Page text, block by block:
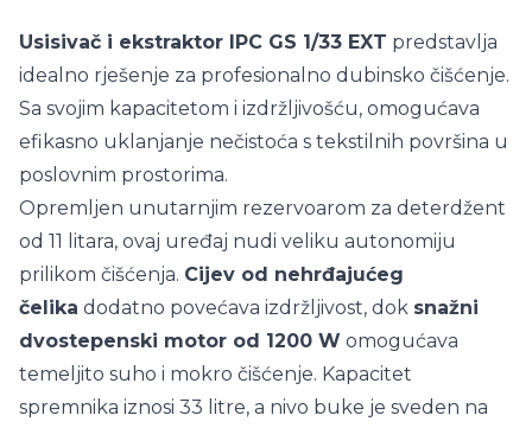
Usisivač i ekstraktor IPC GS 1/33 EXT predstavlja
idealno rješenje za profesionalno dubinsko čišćenje.
Sa svojim kapacitetom i izdržljivošću, omogućava
efikasno uklanjanje nečistoća s tekstilnih površina u
poslovnim prostorima.
Opremljen unutarnjim rezervoarom za deterdžent
od 11 litara, ovaj uređaj nudi veliku autonomiju
prilikom čišćenja. Cijev od nehrđajućeg
čelika dodatno povećava izdržljivost, dok snažni
dvostepenski motor od 1200 W omogućava
temeljito suho i mokro čišćenje. Kapacitet
spremnika iznosi 33 litre, a nivo buke je sveden na